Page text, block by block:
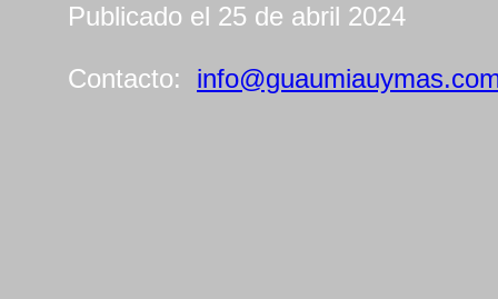
Publicado el 25 de abril 2024
Contacto: